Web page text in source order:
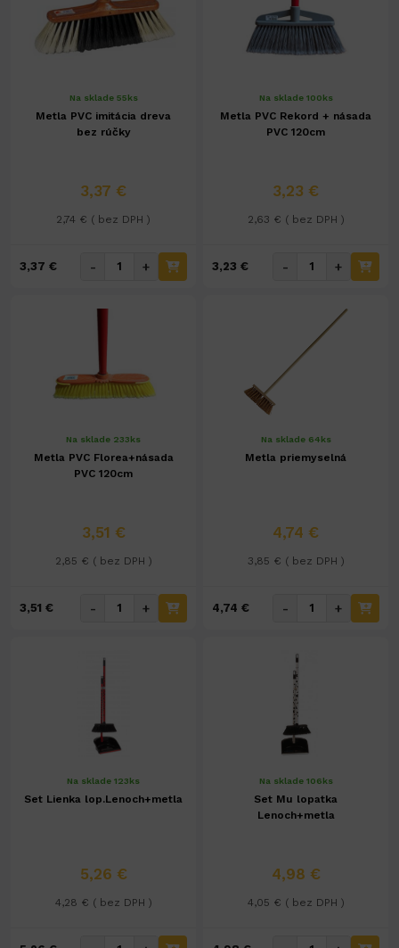
Na sklade 55ks
Metla PVC imitácia dreva
bez rúčky
3,37 €
2,74 € ( bez DPH )
3,37 € - +
Na sklade 100ks
Metla PVC Rekord + násada
PVC 120cm
3,23 €
2,63 € ( bez DPH )
3,23 € - +
Na sklade 233ks
Metla PVC Florea+násada
PVC 120cm
3,51 €
2,85 € ( bez DPH )
3,51 € - +
Na sklade 64ks
Metla priemyselná
4,74 €
3,85 € ( bez DPH )
4,74 € - +
Na sklade 123ks
Set Lienka lop.Lenoch+metla
5,26 €
4,28 € ( bez DPH )
Na sklade 106ks
Set Mu lopatka
Lenoch+metla
4,98 €
4,05 € ( bez DPH )